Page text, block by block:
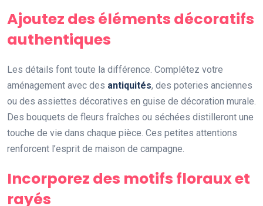
Ajoutez des éléments décoratifs
authentiques
Les détails font toute la différence. Complétez votre
aménagement avec des antiquités, des poteries anciennes
ou des assiettes décoratives en guise de décoration murale.
Des bouquets de fleurs fraîches ou séchées distilleront une
touche de vie dans chaque pièce. Ces petites attentions
renforcent l’esprit de maison de campagne.
Incorporez des motifs floraux et
rayés